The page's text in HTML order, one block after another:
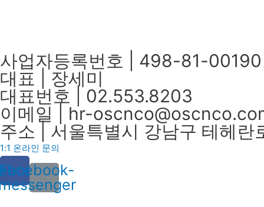
사업자등록번호 | 498-81-00190
대표 | 장세미
대표번호 | 02.553.8203
이메일​ | hr-
주소 | 서울특별시 강남구 테헤
1:1 온라인 문의